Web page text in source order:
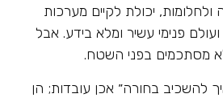
יכולת לקיים מערכות
פנימי עשיר ומלא בידע. אבל
מסתכמים בפני השטח.
להשכיב בחורה״ אכן עובדות; הן